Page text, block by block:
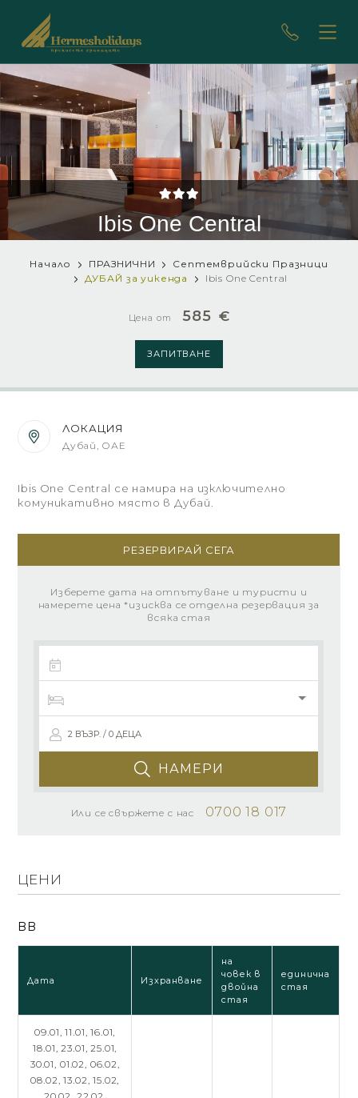
Ibis One Central
Начало ПРАЗНИЧНИ
Септемврийски Празници
ДУБАЙ за уикенда
Ibis One Central
Цена от 585 €
ЗАПИТВАНЕ
ЛОКАЦИЯ
Дубай, ОАЕ
Ibis One Central се намира на изключително
комуникативно място в Дубай.
РЕЗЕРВИРАЙ СЕГА
Изберете дата на отпътуване и туристи и
намерете цена *изисква се отделна резервация за
всяка стая
2 ВЪЗР. / 0 ДЕЦА
НАМЕРИ
Или се свържете с нас 0700 18 017
ЦЕНИ
BB
Дата Изхранване
на
човек в
двойна
стая
единична
стая
09.01,11.01,16.01,
18.01,23.01,25.01,
30.01, 01.02, 06.02,
08.02,13.02,15.02,